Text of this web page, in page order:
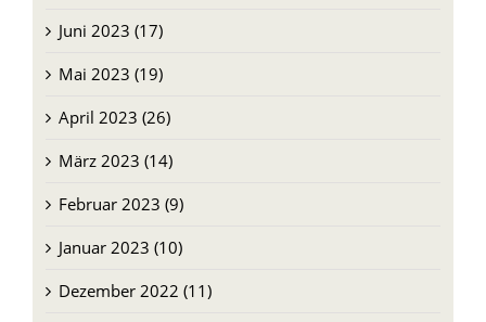
Juni 2023 (17)
Mai 2023 (19)
April 2023 (26)
März 2023 (14)
Februar 2023 (9)
Januar 2023 (10)
Dezember 2022 (11)